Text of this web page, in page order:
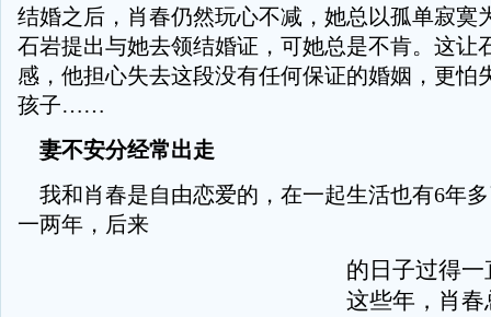
结婚之后，肖春仍然玩心不减，她总以孤单寂寞
石岩提出与她去领结婚证，可她总是不肯。这让
感，他担心失去这段没有任何保证的婚姻，更怕
孩子……
妻不安分经常出走
我和肖春是自由恋爱的，在一起生活也有6年
一两年，后来
的日子过得
这些年，肖